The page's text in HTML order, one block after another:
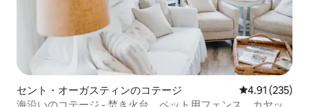
セント・オーガスティンのコテージ レビュー235
4.91 (235)